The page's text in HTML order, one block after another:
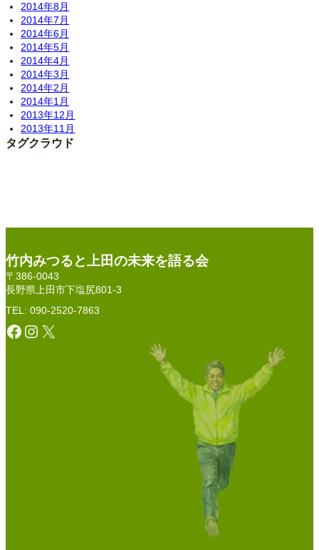
2014年8月
2014年7月
2014年6月
2014年5月
2014年4月
2014年3月
2014年2月
2014年1月
2013年12月
2013年11月
タグクラウド
竹内みつると上田の未来を語る会
〒386-0043
長野県上田市下塩尻801-3
TEL: 090-2520-7863
Facebook Instagram X